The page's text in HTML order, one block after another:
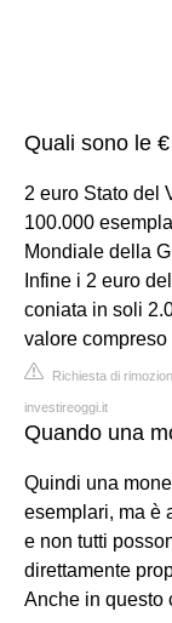
Quali sono le
2 euro Stato del
100.000
Mondiale della
Infine i 2 euro
coniata in soli
valore compreso
Richiesta di
investireoggi.it
Quando una
Quindi una
esemplari, ma è
e non tutti
direttamente
Anche in questo